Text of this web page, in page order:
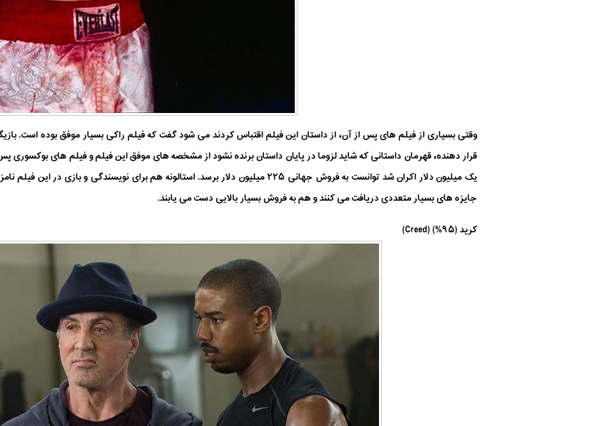
وقتی بسیاری از فیلم های پس از آن، از داستان این فیلم اقتباس کردند می شود گفت که فیلم راکی بسیار موفق بوده است.
یک میلیون دلار اکران شد توانست به فروش جهانی ۲۲۵ میلیون دلار برسد. استالونه هم برای
جایزه های بسیار متعددی دریافت می کنند و هم به فروش بسیار بالایی دست می یابند.
کرید (۹۵%) (Creed)